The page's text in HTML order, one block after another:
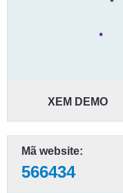
XEM DEMO
Mã website:
566434